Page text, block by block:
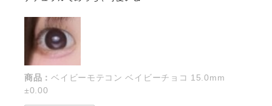
商品：ベイビーモテコン ベイビーチョコ 15.0mm
±0.00